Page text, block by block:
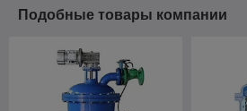
Подобные товары компании